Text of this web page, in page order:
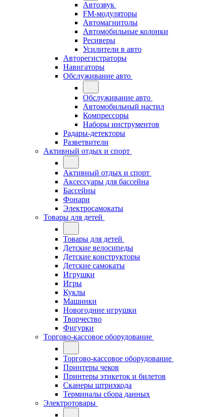
Автозвук
FM-модуляторы
Автомагнитолы
Автомобильные колонки
Ресиверы
Усилители в авто
Авторегистраторы
Навигаторы
Обслуживание авто
Обслуживание авто
Автомобильный настил
Компрессоры
Наборы инструментов
Радары-детекторы
Разветвители
Активный отдых и спорт
Активный отдых и спорт
Аксессуары для бассейна
Бассейны
Фонари
Электросамокаты
Товары для детей
Товары для детей
Детские велосипеды
Детские конструкторы
Детские самокаты
Игрушки
Игры
Куклы
Машинки
Новогодние игрушки
Творчество
Фигурки
Торгово-кассовое оборудование
Торгово-кассовое оборудование
Принтеры чеков
Принтеры этикеток и билетов
Сканеры штрихкода
Терминалы сбора данных
Электротовары